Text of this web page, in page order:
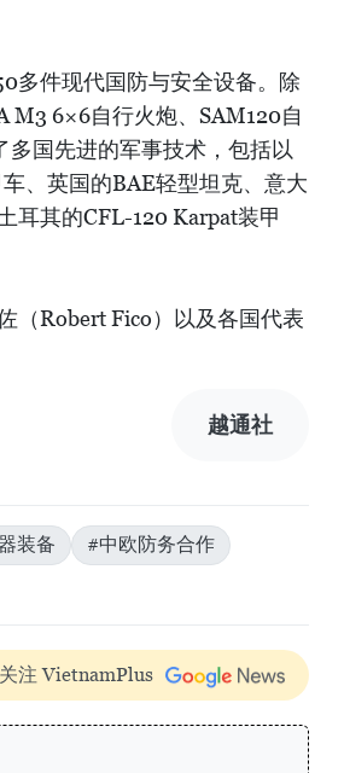
多件现代国防与安全设备。除
M3 6×6自行火炮、SAM120自
国先进的军事技术，包括以
、英国的BAE轻型坦克、意大
耳其的CFL-120 Karpat装甲
（Robert Fico）以及各国代表
越通社
装备
#中欧防务合作
关注 VietnamPlus